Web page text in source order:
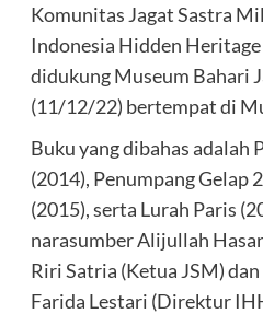
Komunitas Jagat Sastra
Indonesia Hidden
didukung Museum Bahari
(11/12/22) bertempat di
Buku yang dibahas adalah
(2014), Penumpang Gelap
(2015), serta Lurah Paris
narasumber Alijullah
Riri Satria (Ketua JSM)
Farida Lestari (Direktur